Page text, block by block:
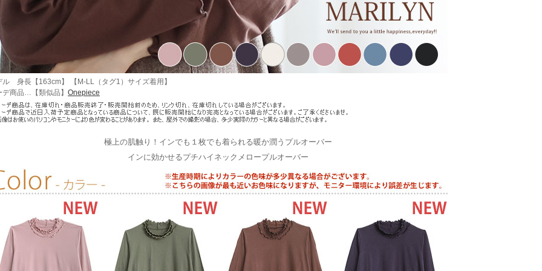
ル 身長【163cm】 【M-LL（タグ1）サイズ着用】
デ商品…【類似品】 Onepiece
極上の肌触り！インでも１枚でも着られる暖か潤うプルオーバー
インに効かせるプチハイネックメロープルオーバー